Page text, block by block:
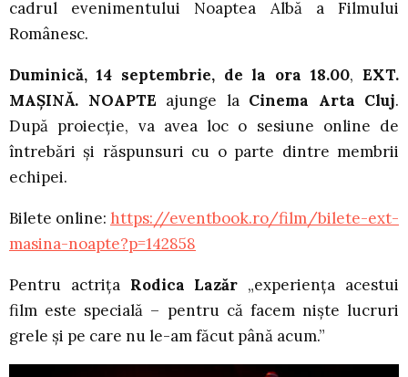
cadrul evenimentului Noaptea Albă a Filmului
Românesc.
Duminică, 14 septembrie, de la ora 18.00,EXT.
MAȘINĂ. NOAPTE ajunge laCinema Arta Cluj.
După proiecție, va avea loc o sesiune online de
întrebări și răspunsuri cu o parte dintre membrii
echipei.
Bilete online: https://eventbook.ro/film/bilete-ext-
masina-noapte?p=142858
Pentru actrița Rodica Lazăr „experiența acestui
film este specială – pentru că facem niște lucruri
grele și pe care nu le-am făcut până acum.”